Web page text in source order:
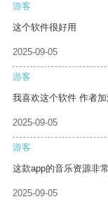
游客
这个软件很好用
2025-09-05
游客
我喜欢这个软件 作者加
2025-09-05
游客
这款app的音乐资源非
2025-09-05